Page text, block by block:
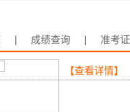
成绩查询 准考证
【查看详情】